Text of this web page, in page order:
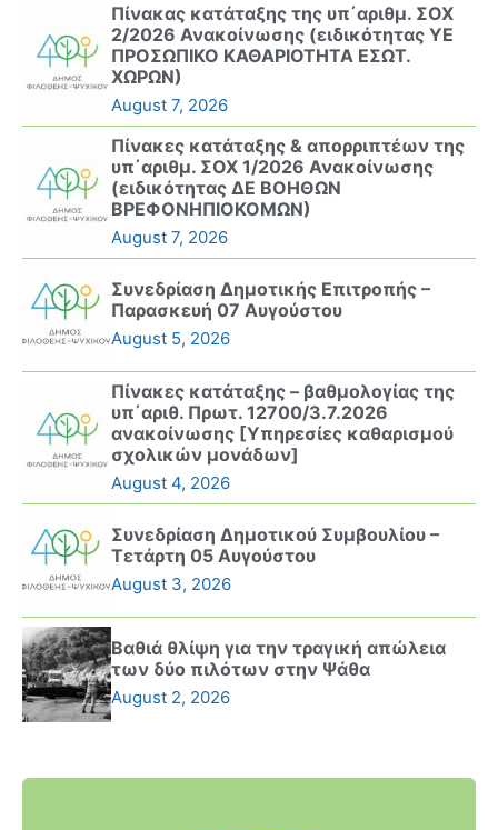
Πίνακας κατάταξης της υπ΄αριθμ. ΣΟΧ
2/2026 Ανακοίνωσης (ειδικότητας ΥΕ
ΠΡΟΣΩΠΙΚΟ ΚΑΘΑΡΙΟΤΗΤΑ ΕΣΩΤ.
ΧΩΡΩΝ)
August 7, 2026
Πίνακες κατάταξης & απορριπτέων της
υπ΄αριθμ. ΣΟΧ 1/2026 Ανακοίνωσης
(ειδικότητας ΔΕ ΒΟΗΘΩΝ
ΒΡΕΦΟΝΗΠΙΟΚΟΜΩΝ)
August 7, 2026
Συνεδρίαση Δημοτικής Επιτροπής –
Παρασκευή 07 Αυγούστου
August 5, 2026
Πίνακες κατάταξης – βαθμολογίας της
υπ΄αριθ. Πρωτ. 12700/3.7.2026
ανακοίνωσης [Υπηρεσίες καθαρισμού
σχολικών μονάδων]
August 4, 2026
Συνεδρίαση Δημοτικού Συμβουλίου –
Τετάρτη 05 Αυγούστου
August 3, 2026
Βαθιά θλίψη για την τραγική απώλεια
των δύο πιλότων στην Ψάθα
August 2, 2026